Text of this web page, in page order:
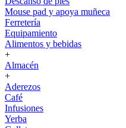
Mouse pad y apoya muñeca
Ferretería
Equipamiento
Alimentos y bebidas
+
Almacén
+
Aderezos
Café
Infusiones
Yerba